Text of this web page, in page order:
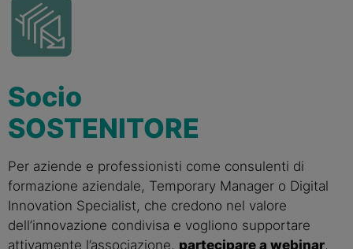
Socio
SOSTENITORE
Per aziende e professionisti come consulenti di
formazione aziendale, Temporary Manager o Digital
Innovation Specialist, che credono nel valore
dell’innovazione condivisa e vogliono supportare
attivamente l’associazione, partecipare a webinar,